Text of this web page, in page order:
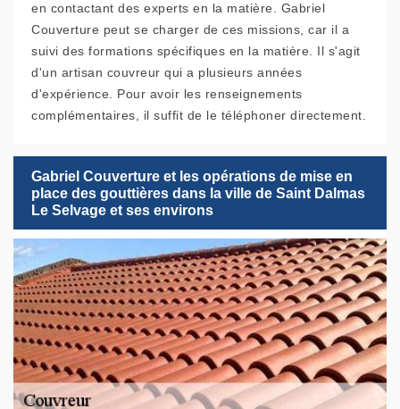
en contactant des experts en la matière. Gabriel
Couverture peut se charger de ces missions, car il a
suivi des formations spécifiques en la matière. Il s'agit
d'un artisan couvreur qui a plusieurs années
d'expérience. Pour avoir les renseignements
complémentaires, il suffit de le téléphoner directement.
Gabriel Couverture et les opérations de mise en
place des gouttières dans la ville de Saint Dalmas
Le Selvage et ses environs